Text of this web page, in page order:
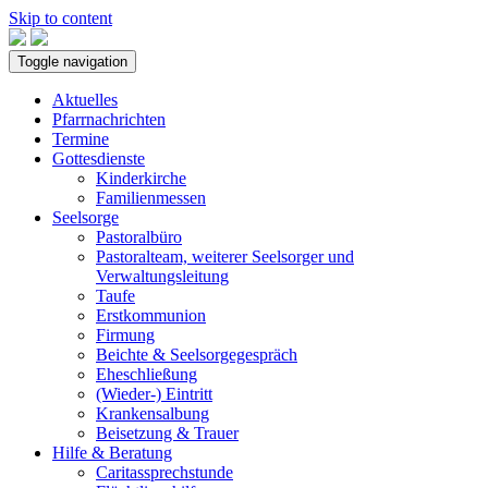
Skip to content
Toggle navigation
Aktuelles
Pfarrnachrichten
Termine
Gottesdienste
Kinderkirche
Familienmessen
Seelsorge
Pastoralbüro
Pastoralteam, weiterer Seelsorger und
Verwaltungsleitung
Taufe
Erstkommunion
Firmung
Beichte & Seelsorgegespräch
Eheschließung
(Wieder-) Eintritt
Krankensalbung
Beisetzung & Trauer
Hilfe & Beratung
Caritassprechstunde